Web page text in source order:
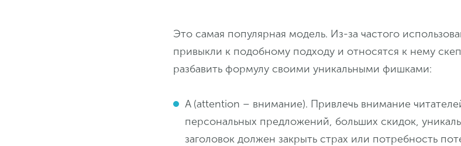
Это самая популярная модель. Из-за частого
привыкли к подобному подходу и относятся к нему
разбавить формулу своими уникальными фишками:
A (attention – внимание). Привлечь внимание
персональных предложений, больших скидок,
заголовок должен закрыть страх или потребность